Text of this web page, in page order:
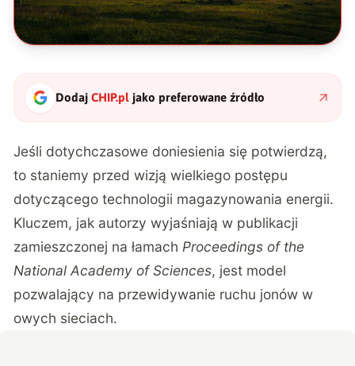
DodajCHIP.pl jako preferowane źródło
Jeśli dotychczasowe doniesienia się potwierdzą,
to staniemy przed wizją wielkiego postępu
dotyczącego technologii magazynowania energii.
Kluczem, jak autorzy wyjaśniają w publikacji
zamieszczonej na łamach Proceedings of the
National Academy of Sciences, jest model
pozwalający na przewidywanie ruchu jonów w
owych sieciach.